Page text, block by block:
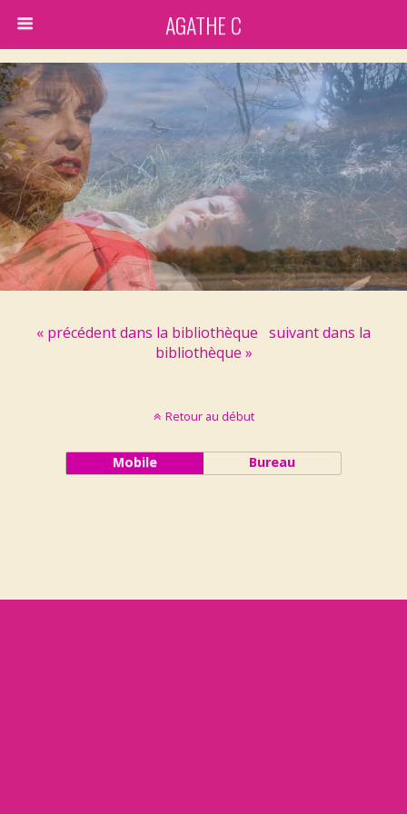
AGATHE C
« précédent dans la bibliothèque suivant dans la
bibliothèque »
Retour au début
Mobile Bureau